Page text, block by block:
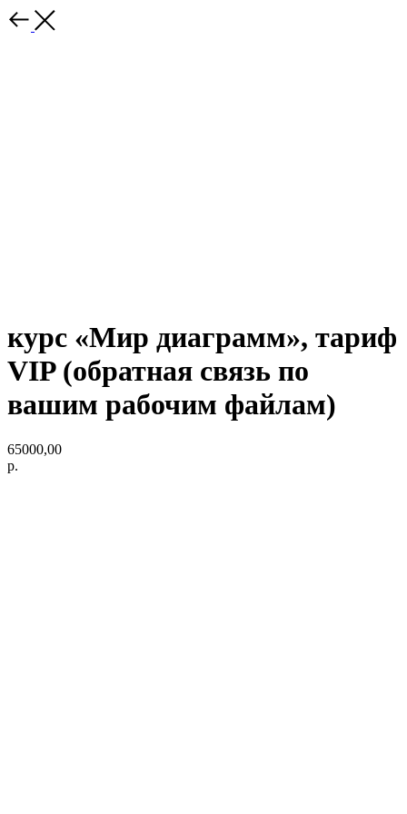
курс «Мир диаграмм», тариф
VIP (обратная связь по
вашим рабочим файлам)
65000,00
р.